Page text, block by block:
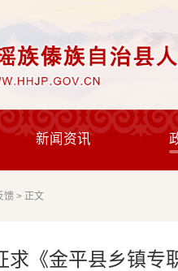
新闻资讯
馈 > 正文
求《金平县乡镇专